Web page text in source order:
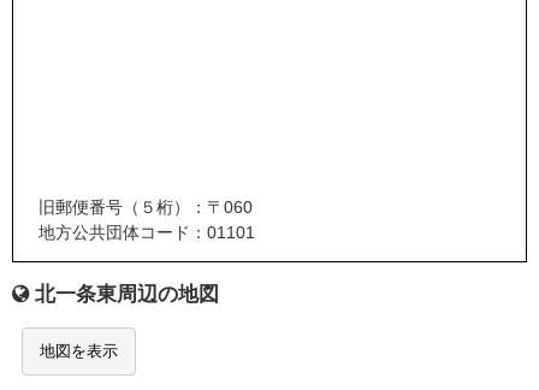
旧郵便番号（５桁）：〒060
地方公共団体コード：01101
北一条東周辺の地図
地図を表示